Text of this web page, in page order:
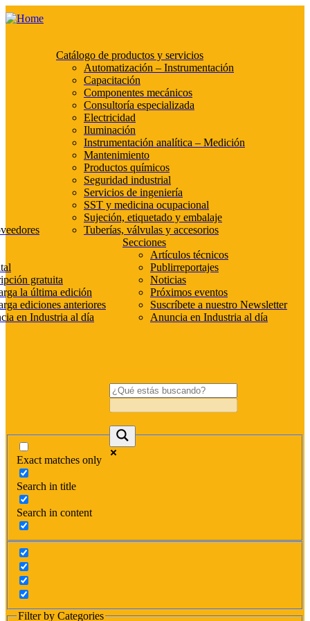
Catálogo de productos y servicios
Automatización – Instrumentación
Capacitación
Componentes mecánicos
Consultoría especializada
Electricidad
Iluminación
Instrumentación analítica – Medición
Mantenimiento
Productos químicos
Seguridad industrial
Servicios de ingeniería
SST y medicina ocupacional
Sujeción, etiquetado y embalaje
Tuberías, válvulas y accesorios
gratuita
la última edición
ediciones anteriores
en Industria al día
Secciones
Artículos técnicos
Publirreportajes
Noticias
Próximos eventos
Suscríbete a nuestro Newsletter
Anuncia en Industria al día
Exact matches only
Search in title
Search in content
Filter by Categories